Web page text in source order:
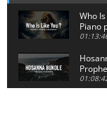
Who
Piano